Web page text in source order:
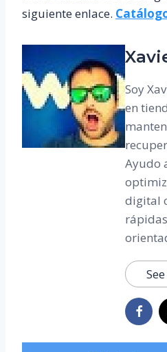
siguiente enlace.
Soy
en
Ayudo
digital